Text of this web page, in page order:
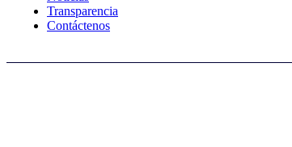
Transparencia
Contáctenos